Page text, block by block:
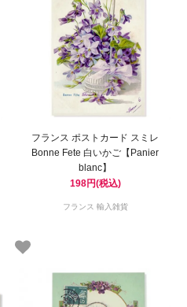
フランス ポストカード スミレ
Bonne Fete 白いかご【Panier
blanc】
198円(税込)
フランス 輸入雑貨